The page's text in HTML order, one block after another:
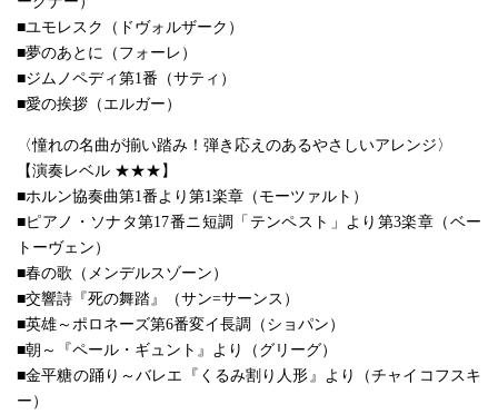
■ユモレスク（ドヴォルザーク）
■夢のあとに（フォーレ）
■ジムノペディ第1番（サティ）
■愛の挨拶（エルガー）
〈憧れの名曲が揃い踏み！弾き応えのあるやさしいアレンジ〉
【演奏レベル ★★★】
■ホルン協奏曲第1番より第1楽章（モーツァルト）
■ピアノ・ソナタ第17番ニ短調「テンペスト」より第3楽章（ベー
トーヴェン）
■春の歌（メンデルスゾーン）
■交響詩『死の舞踏』（サン=サーンス）
■英雄～ポロネーズ第6番変イ長調（ショパン）
■朝～『ペール・ギュント』より（グリーグ）
■金平糖の踊り～バレエ『くるみ割り人形』より（チャイコフスキ
ー）